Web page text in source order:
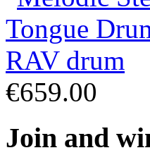
€659.00
Join and